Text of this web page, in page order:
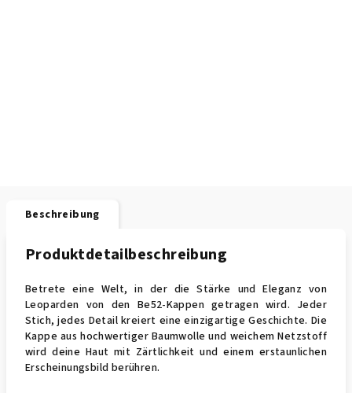
Beschreibung
Produktdetailbeschreibung
Betrete eine Welt, in der die Stärke und Eleganz von
Leoparden von den Be52-Kappen getragen wird. Jeder
Stich, jedes Detail kreiert eine einzigartige Geschichte. Die
Kappe aus hochwertiger Baumwolle und weichem Netzstoff
wird deine Haut mit Zärtlichkeit und einem erstaunlichen
Erscheinungsbild berühren.